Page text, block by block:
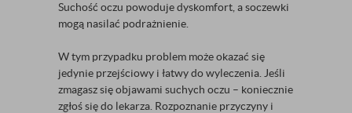
Suchość oczu powoduje dyskomfort, a soczewki
mogą nasilać podrażnienie.
W tym przypadku problem może okazać się
jedynie przejściowy i łatwy do wyleczenia. Jeśli
zmagasz się objawami suchych oczu – koniecznie
zgłoś się do lekarza. Rozpoznanie przyczyny i